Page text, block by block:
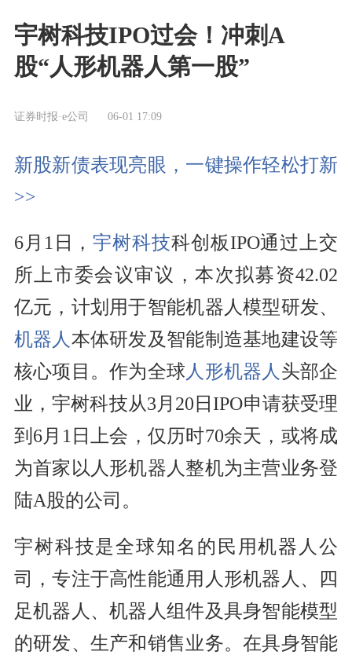
宇树科技IPO过会！冲刺A
股“人形机器人第一股”
证券时报·e公司 06-01 17:09
新股新债表现亮眼，一键操作轻松打新
>>
6月1日，宇树科技科创板IPO通过上交
所上市委会议审议，本次拟募资42.02
亿元，计划用于智能机器人模型研发、
机器人本体研发及智能制造基地建设等
核心项目。作为全球人形机器人 头部企
业，宇树科技从3月20日IPO申请获受理
到6月1日上会，仅历时70余天，或将成
为首家以人形机器人整机为主营业务登
陆A股的公司。
宇树科技是全球知名的民用机器人公
司，专注于高性能通用人形机器人、四
足机器人、机器人组件及具身智能模型
的研发、生产和销售业务。在具身智能